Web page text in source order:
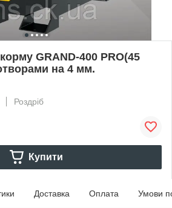
GRAND-400 PRO(45
на 4 мм.
Роздріб
Купити
Доставка Оплата Умови